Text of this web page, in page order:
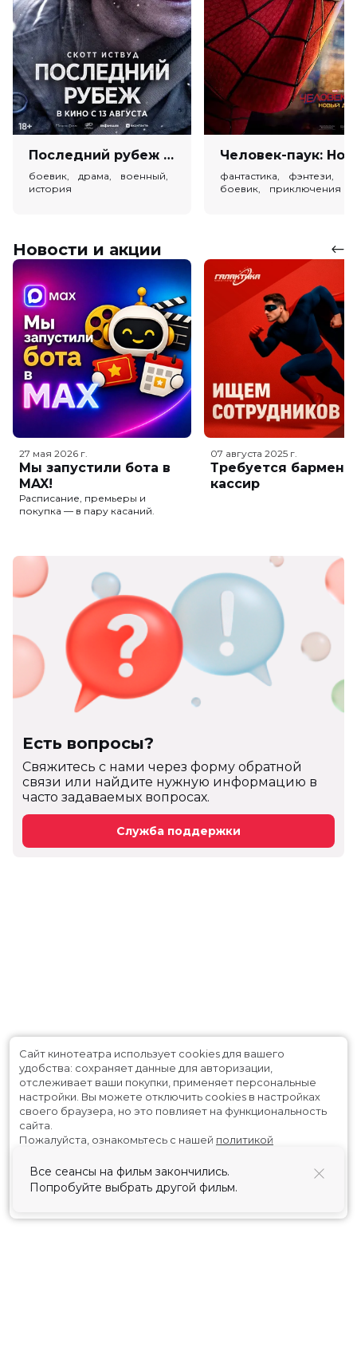
Последний рубеж (18+)
боевик, драма, военный,
история
фантастика, фэнтези,
боевик, приключения
Новости и акции
27 мая 2026 г.
Мы запустили бота в
MAX!
Расписание, премьеры и
покупка — в пару касаний.
07 августа 2025 г.
Требуется бармен-
кассир
Есть вопросы?
Cвяжитесь с нами через форму обратной
связи или найдите нужную информацию в
часто задаваемых вопросах.
Служба поддержки
Все сеансы на фильм закончились.
Попробуйте выбрать другой фильм.
Сайт кинотеатра использует cookies для вашего
удобства: сохраняет данные для авторизации,
отслеживает ваши покупки, применяет персональные
настройки. Вы можете отключить cookies в настройках
своего браузера, но это повлияет на функциональность
сайта.
Пожалуйста, ознакомьтесь с нашей политикой
Принять